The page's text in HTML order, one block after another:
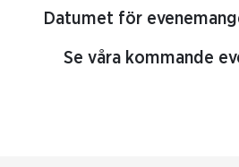
Datumet för
Se våra kommande